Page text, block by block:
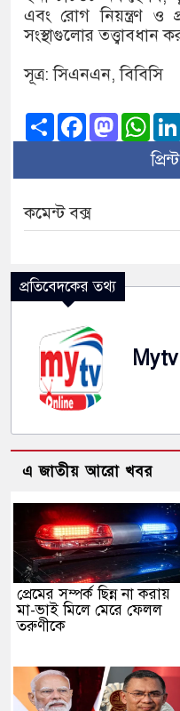
এবং রোগ নিয়ন্ত্রণ ও
সংস্থাগুলোর তত্ত্বাবধান
সূত্র: সিএনএন, বিবিসি
ShareFacebook
কমেন্ট বক্স
প্রতিবেদকের তথ্য
এ জাতীয় আরো খবর
প্রেমের সম্পর্ক ছিন্ন না করায়
মা-ভাই মিলে মেরে ফেলল
তরুণীকে